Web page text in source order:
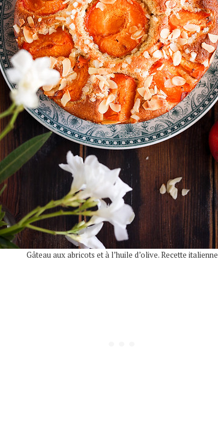
Gâteau aux abricots et à l’huile d’olive. Recette italienne